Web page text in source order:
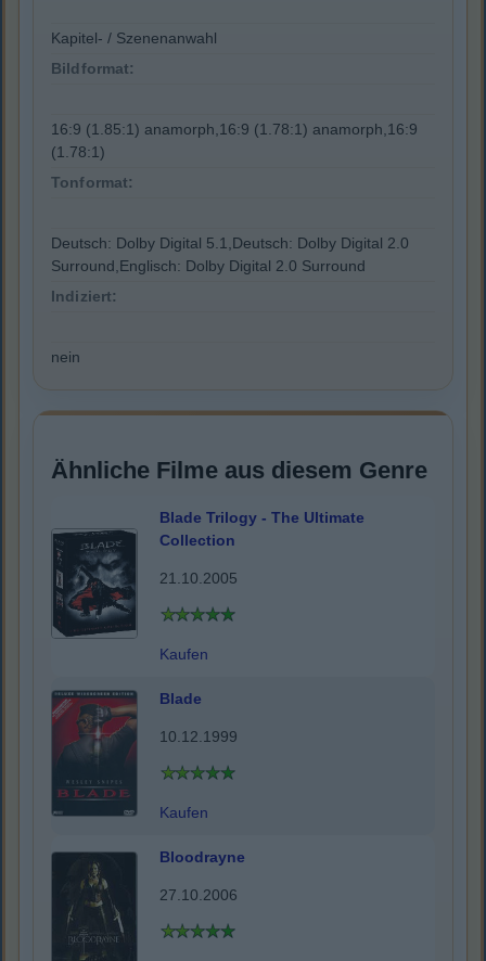
Kapitel- / Szenenanwahl
Bildformat:
16:9 (1.85:1) anamorph,16:9 (1.78:1) anamorph,16:9
(1.78:1)
Tonformat:
Deutsch: Dolby Digital 5.1,Deutsch: Dolby Digital 2.0
Surround,Englisch: Dolby Digital 2.0 Surround
Indiziert:
nein
Ähnliche Filme aus diesem Genre
Blade Trilogy - The Ultimate
Collection
21.10.2005
Kaufen
Blade
10.12.1999
Kaufen
Bloodrayne
27.10.2006